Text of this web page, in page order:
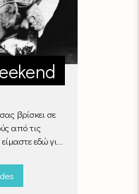
βρίσκει σε
από τις
εδώ για
μία
κι αν κάνετε.